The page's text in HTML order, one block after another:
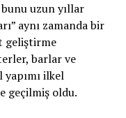
uzun yıllar
aynı zamanda bir
geliştirme
barlar ve
ilkel
geçilmiş oldu.